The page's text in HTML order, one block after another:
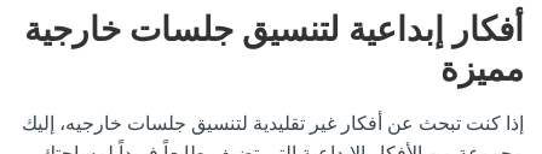
أفكار إبداعية لتنسيق جلسات خارجية
مميزة
إذا كنت تبحث عن أفكار غير تقليدية لتنسيق جلسات خارجيه، إليك